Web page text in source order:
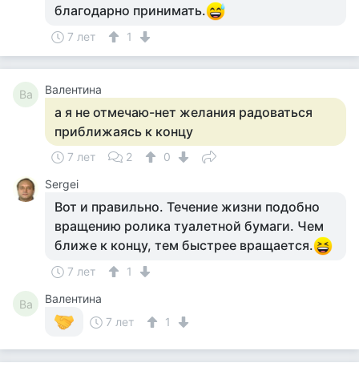
благодарно принимать.
7 лет 1
Ва Валентина
а я не отмечаю-нет желания радоваться
приближаясь к концу
7 лет 2
0
Sergei
Вот и правильно. Течение жизни подобно
вращению ролика туалетной бумаги. Чем
ближе к концу, тем быстрее вращается.
7 лет 1
Ва
Валентина
7 лет
1